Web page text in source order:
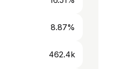
8.87%
462.4k